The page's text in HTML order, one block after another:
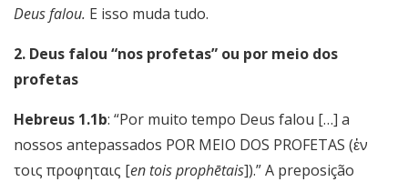
Deus falou. E isso muda tudo.
2. Deus falou “nos profetas” ou por meio dos
profetas
Hebreus 1.1b: “Por muito tempo Deus falou […] a
nossos antepassados POR MEIO DOS PROFETAS (ἐν
τοις προφηταις [en tois prophētais]).” A preposição